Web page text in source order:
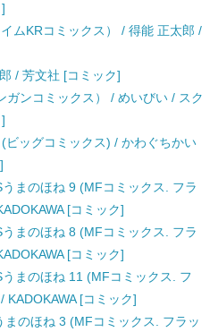
ムKRコミックス） / 得能 正太郎 /
/ 芳文社 [コミック]
ガンコミックス） / めいびい / スク
ビッグコミックス) / かわぐちかい
まのほね 9 (MFコミックス. フラ
[コミック]
まのほね 8 (MFコミックス. フラ
[コミック]
まのほね 11 (MFコミックス. フ
[コミック]
のほね 3 (MFコミックス. フラッ